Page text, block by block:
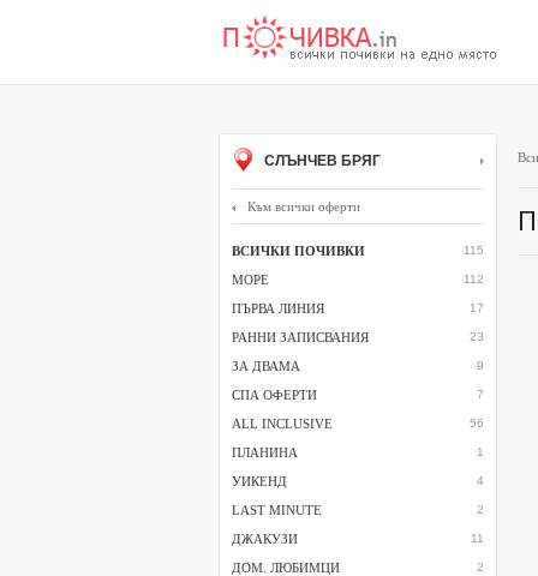
СЛЪНЧЕВ БРЯГ
Към всички оферти
ВСИЧКИ ПОЧИВКИ 115
МОРЕ 112
ПЪРВА ЛИНИЯ 17
РАННИ ЗАПИСВАНИЯ 23
ЗА ДВАМА 9
СПА ОФЕРТИ 7
ALL INCLUSIVE 56
ПЛАНИНА 1
УИКЕНД 4
LAST MINUTE 2
ДЖАКУЗИ 11
ДОМ. ЛЮБИМЦИ 2